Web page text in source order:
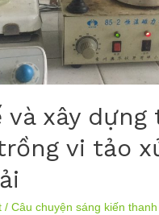
và xây dựng
vi tảo
/Câu chuyện sáng kiến thanh